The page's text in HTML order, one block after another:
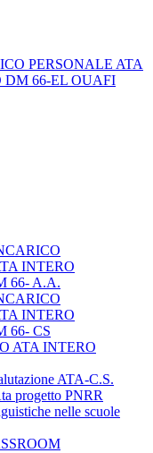
PERSONALE ATA
DM 66-EL OUAFI
INTERO
66- A.A.
INTERO
66- CS
ATA INTERO
ATA-C.S.
progetto PNRR
nelle scuole